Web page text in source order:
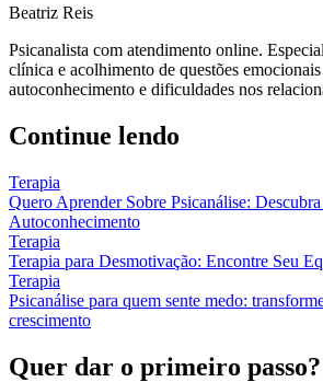
Beatriz Reis
Psicanalista com atendimento online.
clínica e acolhimento de questões
autoconhecimento e dificuldades nos
Continue lendo
Terapia
Quero Aprender Sobre Psicanálise:
Autoconhecimento
Terapia
Terapia para Desmotivação: Encontre Seu
Terapia
Psicanálise para quem sente medo:
crescimento
Quer dar o primeiro passo?